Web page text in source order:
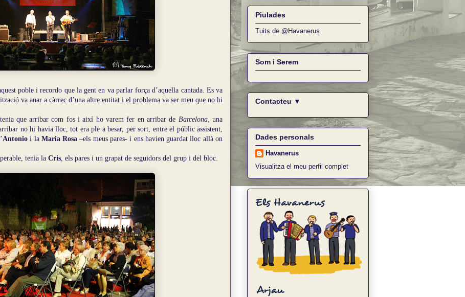
poble i recordo que la gent en va parlar força d’aquella cantada. Es va
va anar a càrrec d’una altre entitat i el problema va ser meu que no hi
que arribar com fos i així ho varem fer en arribar de Barcelona, una
no hi havia lloc, tot era ple a besar, per sort, entre el públic assistent,
Antonio i la Maria Rosa –els meus pares- i ens havien guardat lloc allà on
tenia la Cris, els pares i un grapat de seguidors del grup i del bloc.
Piulades
Tuits de @Havanerus
Som i Serem
Contacteu ▼
Dades personals
Havanerus
Visualitza el meu perfil complet